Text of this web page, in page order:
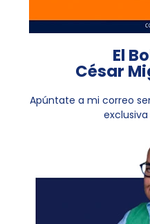
El
César
Apúntate a mi correo